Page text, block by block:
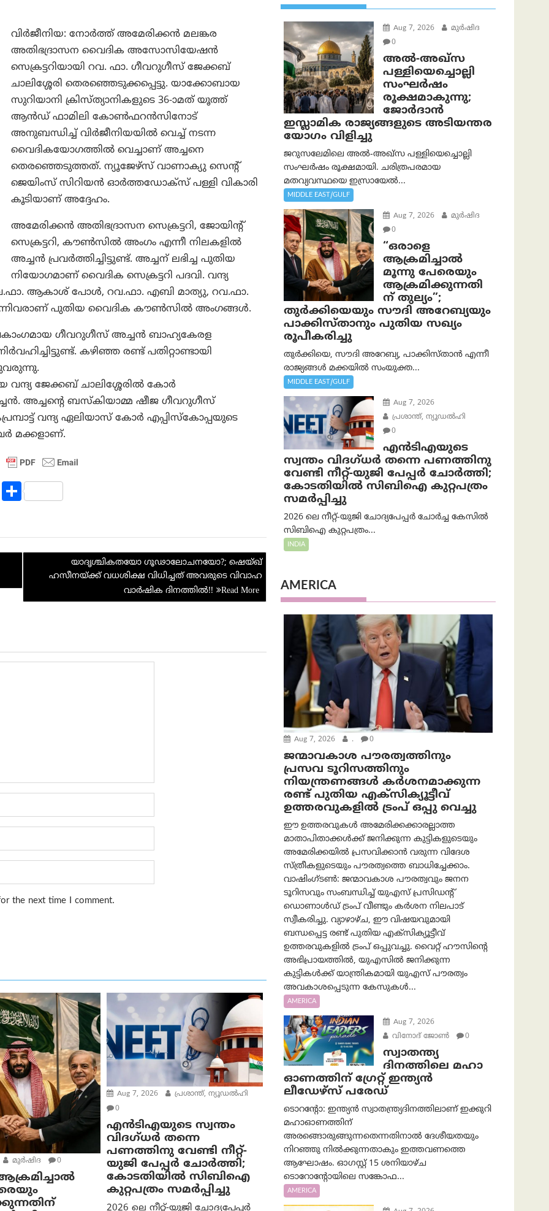
വിര്‍ജീനിയ: നോര്‍ത്ത് അമേരിക്കന്‍ മലങ്കര
അതിഭദ്രാസന വൈദിക അസോസിയേഷന്‍
സെക്രട്ടറിയായി റവ. ഫാ. ഗീവറുഗീസ് ജേക്കബ്
ചാലിശ്ശേരി തെരഞ്ഞെടുക്കപ്പെട്ടു. യാക്കോബായ
സുറിയാനി ക്രിസ്ത്യാനികളുടെ 36-ാമത് യൂത്ത്
ആന്‍ഡ് ഫാമിലി കോണ്‍ഫറന്‍സിനോട്
അനുബന്ധിച്ച് വിര്‍ജീനിയയില്‍ വെച്ച് നടന്ന
വൈദികയോഗത്തില്‍ വെച്ചാണ് അച്ചനെ
തെരഞ്ഞെടുത്തത്. ന്യൂജേഴ്സ് വാണാക്യു സെന്‍റ്
ജെയിംസ് സിറിയന്‍ ഓര്‍ത്തഡോക്സ് പള്ളി വികാരി
കൂടിയാണ് അദ്ദേഹം.
അമേരിക്കന്‍ അതിഭദ്രാസന സെക്രട്ടറി, ജോയിന്‍റ്
സെക്രട്ടറി, കൗണ്‍സില്‍ അംഗം എന്നീ നിലകളില്‍
അച്ചന്‍ പ്രവര്‍ത്തിച്ചിട്ടുണ്ട്. അച്ചന് ലഭിച്ച പുതിയ
നിയോഗമാണ് വൈദിക സെക്രട്ടറി പദവി. വന്ദ്യ
ആകാശ് പോള്‍, റവ.ഫാ. എബി മാത്യു, റവ.ഫാ.
പുതിയ വൈദിക കൗണ്‍സില്‍ അംഗങ്ങള്‍.
ഗീവറുഗീസ് അച്ചന്‍ ബാഹ്യകേരള
കഴിഞ്ഞ രണ്ട് പതിറ്റാണ്ടായി
ജേക്കബ് ചാലിശ്ശേരില്‍ കോര്‍
അച്ചന്‍റെ ബസ്കിയാമ്മ ഷീജ ഗീവറുഗീസ്
വന്ദ്യ ഏലിയാസ് കോര്‍ എപ്പിസ്കോപ്പയുടെ
മക്കളാണ്.
R S
ar
e
യാദൃശ്ചികതയോ ഗൂഢാലോചനയോ?; ഷെയ്ഖ്
ഹസീനയ്ക്ക് വധശിക്ഷ വിധിച്ചത് അവരുടെ വിവാഹ
വാർഷിക ദിനത്തില്‍!!
the next time I comment.
മുര്‍ഷിദ 0
Aug 7, 2026
പ്രശാന്ത്, ന്യൂഡല്‍ഹി
0
എൻ‌ടി‌എയുടെ സ്വന്തം
വിദഗ്ധർ തന്നെ
പണത്തിനു വേണ്ടി നീറ്റ്-
യു‌ജി പേപ്പർ ചോർത്തി;
കോടതിയില്‍ സിബിഐ
കുറ്റപത്രം സമര്‍പ്പിച്ചു
2026 ലെ നീറ്റ്-യുജി ചോദ്യപേപ്പർ
Aug 7, 2026
മുര്‍ഷിദ
0
അൽ-അഖ്‌സ
പള്ളിയെച്ചൊല്ലി
സംഘർഷം
രൂക്ഷമാകുന്നു;
ജോർദാൻ
ഇസ്ലാമിക രാജ്യങ്ങളുടെ അടിയന്തര
യോഗം വിളിച്ചു
ജറുസലേമിലെ അൽ-അഖ്‌സ പള്ളിയെച്ചൊല്ലി
സംഘർഷം രൂക്ഷമായി. ചരിത്രപരമായ
മതവ്യവസ്ഥയെ ഇസ്രായേൽ...
MIDDLE EAST/GULF
Aug 7, 2026
മുര്‍ഷിദ
0
“ഒരാളെ
ആക്രമിച്ചാല്‍
മൂന്നു പേരെയും
ആക്രമിക്കുന്നതി
ന് തുല്യം”;
തുർക്കിയെയും സൗദി അറേബ്യയും
പാക്കിസ്താനും പുതിയ സഖ്യം
രൂപീകരിച്ചു
തുർക്കിയെ, സൗദി അറേബ്യ, പാക്കിസ്താന്‍ എന്നീ
രാജ്യങ്ങൾ മക്കയിൽ സംയുക്ത...
MIDDLE EAST/GULF
Aug 7, 2026
പ്രശാന്ത്, ന്യൂഡല്‍ഹി
0
എൻ‌ടി‌എയുടെ
സ്വന്തം വിദഗ്ധർ തന്നെ പണത്തിനു
വേണ്ടി നീറ്റ്-യു‌ജി പേപ്പർ ചോർത്തി;
കോടതിയില്‍ സിബിഐ കുറ്റപത്രം
സമര്‍പ്പിച്ചു
2026 ലെ നീറ്റ്-യുജി ചോദ്യപേപ്പർ ചോർച്ച കേസിൽ
സിബിഐ കുറ്റപത്രം...
INDIA
AMERICA
Aug 7, 2026 . 0
ജന്മാവകാശ പൗരത്വത്തിനും
പ്രസവ ടൂറിസത്തിനും
നിയന്ത്രണങ്ങൾ കർശനമാക്കുന്ന
രണ്ട് പുതിയ എക്സിക്യൂട്ടീവ്
ഉത്തരവുകളിൽ ട്രംപ് ഒപ്പു വെച്ചു
ഈ ഉത്തരവുകൾ അമേരിക്കക്കാരല്ലാത്ത
മാതാപിതാക്കൾക്ക് ജനിക്കുന്ന കുട്ടികളുടെയും
അമേരിക്കയിൽ പ്രസവിക്കാൻ വരുന്ന വിദേശ
സ്ത്രീകളുടെയും പൗരത്വത്തെ ബാധിച്ചേക്കാം.
വാഷിംഗ്ടണ്‍: ജന്മാവകാശ പൗരത്വവും ജനന
ടൂറിസവും സംബന്ധിച്ച് യുഎസ് പ്രസിഡന്റ്
ഡൊണാൾഡ് ട്രംപ് വീണ്ടും കർശന നിലപാട്
സ്വീകരിച്ചു. വ്യാഴാഴ്ച, ഈ വിഷയവുമായി
ബന്ധപ്പെട്ട രണ്ട് പുതിയ എക്സിക്യൂട്ടീവ്
ഉത്തരവുകളിൽ ട്രംപ് ഒപ്പുവച്ചു. വൈറ്റ് ഹൗസിന്റെ
അഭിപ്രായത്തിൽ, യുഎസിൽ ജനിക്കുന്ന
കുട്ടികൾക്ക് യാന്ത്രികമായി യുഎസ് പൗരത്വം
അവകാശപ്പെടുന്ന കേസുകൾ...
AMERICA
Aug 7, 2026
വിനോദ് ജോൺ
0
സ്വാതന്ത്യ
ദിനത്തിലെ മഹാ
ഓണത്തിന് ഗ്രേറ്റ് ഇന്ത്യൻ
ലീഡേഴ്സ് പരേഡ്
ടൊറന്റോ: ഇന്ത്യൻ സ്വാതന്ത്ര്യദിനത്തിലാണ് ഇക്കുറി
മഹാഓണത്തിന്
അരങ്ങൊരുങ്ങുന്നതെന്നതിനാൽ ദേശീയതയും
നിറഞ്ഞു നിൽക്കുന്നതാകും ഇത്തവണത്തെ
ആഘോഷം. ഓഗസ്റ്റ് 15 ശനിയാഴ്ച
ടൊറോന്റോയിലെ സങ്കോഫ...
AMERICA